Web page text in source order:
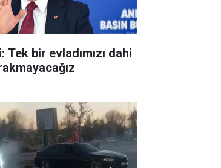
bir evladımızı dahi